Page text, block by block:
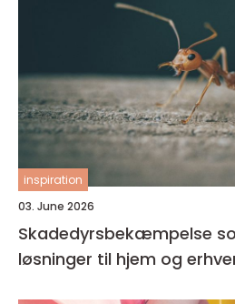
inspiration
03. June 2026
Skadedyrsbekæmpelse
løsninger til hjem og